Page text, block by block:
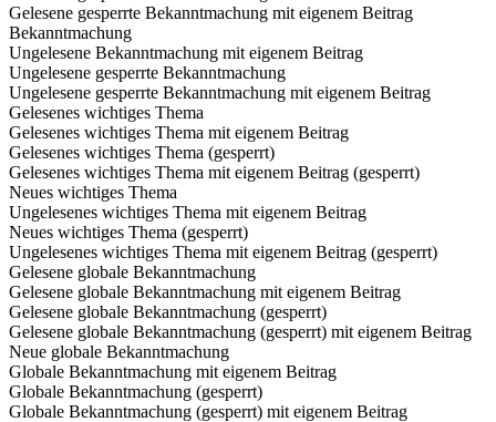
Gelesene gesperrte Bekanntmachung mit eigenem Beitrag
Bekanntmachung
Ungelesene Bekanntmachung mit eigenem Beitrag
Ungelesene gesperrte Bekanntmachung
Ungelesene gesperrte Bekanntmachung mit eigenem Beitrag
Gelesenes wichtiges Thema
Gelesenes wichtiges Thema mit eigenem Beitrag
Gelesenes wichtiges Thema (gesperrt)
Gelesenes wichtiges Thema mit eigenem Beitrag (gesperrt)
Neues wichtiges Thema
Ungelesenes wichtiges Thema mit eigenem Beitrag
Neues wichtiges Thema (gesperrt)
Ungelesenes wichtiges Thema mit eigenem Beitrag (gesperrt)
Gelesene globale Bekanntmachung
Gelesene globale Bekanntmachung mit eigenem Beitrag
Gelesene globale Bekanntmachung (gesperrt)
Gelesene globale Bekanntmachung (gesperrt) mit eigenem Beitrag
Neue globale Bekanntmachung
Globale Bekanntmachung mit eigenem Beitrag
Globale Bekanntmachung (gesperrt)
Globale Bekanntmachung (gesperrt) mit eigenem Beitrag